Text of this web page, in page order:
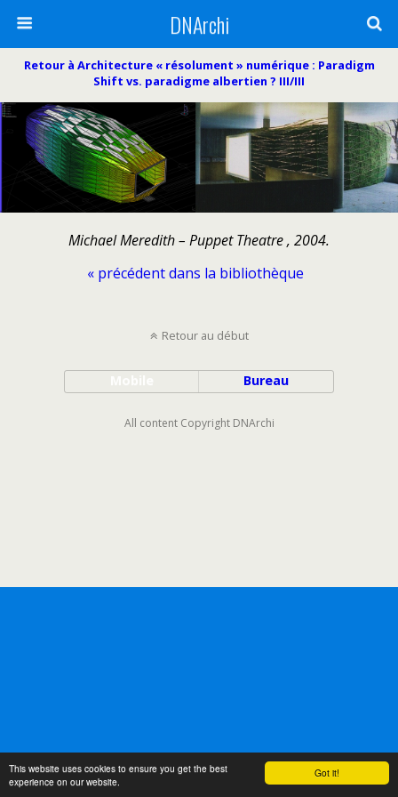
Got it!
This website uses cookies to ensure you get the best
experience on our website.
DNArchi
Retour à Architecture « résolument » numérique : Paradigm
Shift vs. paradigme albertien ? III/III
Michael Meredith – Puppet Theatre , 2004.
« précédent dans la bibliothèque
Retour au début
Bureau
All content Copyright DNArchi